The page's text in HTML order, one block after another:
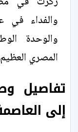
والفداء في
والوحدة
المصري
تفاصيل
إلى